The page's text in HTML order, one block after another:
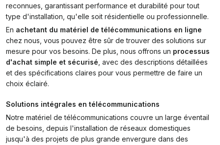
reconnues, garantissant performance et durabilité pour tout
type d'installation, qu'elle soit résidentielle ou professionnelle.
En achetant du matériel de télécommunications en ligne
chez nous, vous pouvez être sûr de trouver des solutions sur
mesure pour vos besoins. De plus, nous offrons un processus
d'achat simple et sécurisé , avec des descriptions détaillées
et des spécifications claires pour vous permettre de faire un
choix éclairé.
Solutions intégrales en télécommunications
Notre matériel de télécommunications couvre un large éventail
de besoins, depuis l'installation de réseaux domestiques
jusqu'à des projets de plus grande envergure dans des